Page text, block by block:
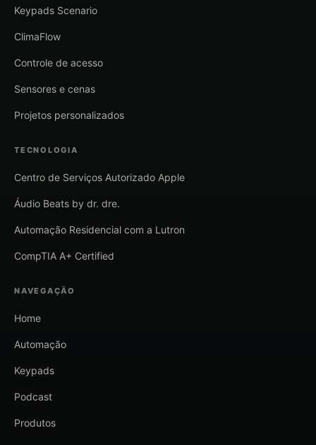
Keypads Scenario
ClimaFlow
Controle de acesso
Sensores e cenas
Projetos personalizados
TECNOLOGIA
Centro de Serviços Autorizado Apple
Áudio Beats by dr. dre.
Automação Residencial com a Lutron
CompTIA A+ Certified
NAVEGAÇÃO
Home
Automação
Keypads
Podcast
Produtos